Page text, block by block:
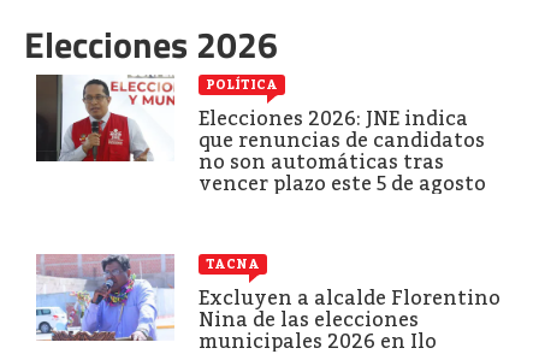
Elecciones 2026
POLÍTICA
Elecciones 2026: JNE indica
que renuncias de candidatos
no son automáticas tras
vencer plazo este 5 de agosto
TACNA
Excluyen a alcalde Florentino
Nina de las elecciones
municipales 2026 en Ilo